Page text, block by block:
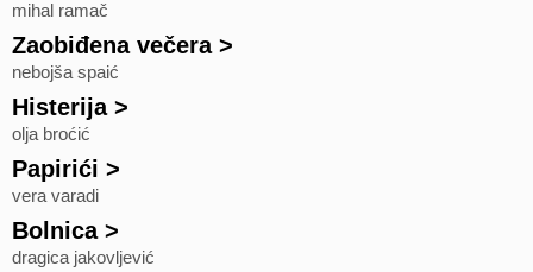
mihal ramač
Zaobiđena večera>
nebojša spaić
Histerija>
olja broćić
Papirići >
vera varadi
Bolnica>
dragica jakovljević